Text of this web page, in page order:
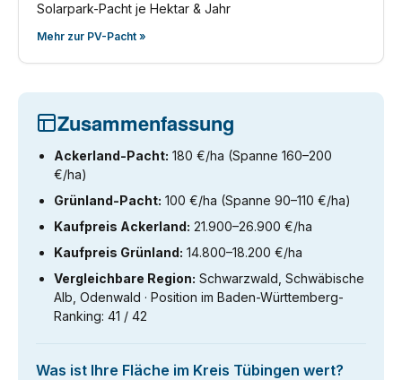
Solarpark-Pacht je Hektar & Jahr
Mehr zur PV-Pacht »
Zusammenfassung
Ackerland-Pacht: 180 €/ha (Spanne 160–200
€/ha)
Grünland-Pacht: 100 €/ha (Spanne 90–110 €/ha)
Kaufpreis Ackerland: 21.900–26.900 €/ha
Kaufpreis Grünland: 14.800–18.200 €/ha
Vergleichbare Region: Schwarzwald, Schwäbische
Alb, Odenwald · Position im Baden-Württemberg-
Ranking: 41 / 42
Was ist Ihre Fläche im Kreis Tübingen wert?